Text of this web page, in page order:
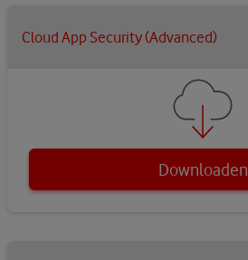
Cloud App Security (Advanced)
Downloaden